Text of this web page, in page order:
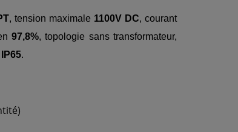
, tension maximale 1100V DC, courant
97,8%, topologie sans transformateur,
IP65.